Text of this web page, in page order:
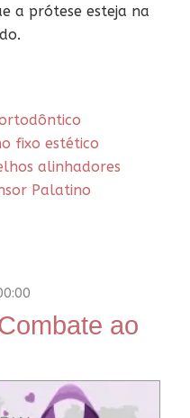
a prótese esteja na
fixo estético
alinhadores
Palatino
ao